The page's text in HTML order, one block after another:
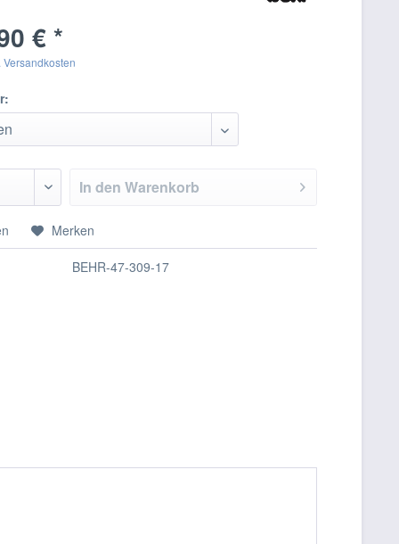
€ *
Versandkosten
In den Warenkorb
Merken
BEHR-47-309-17